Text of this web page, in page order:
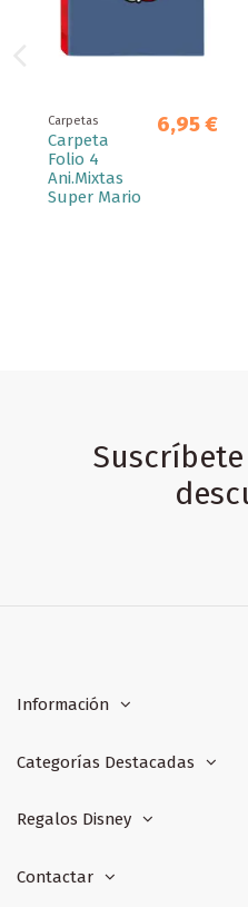
Carpetas
Carpeta
Folio 4
Ani.Mixtas
Super Mario
6,95 €
Información
Categorías Destacadas
Regalos Disney
Contactar